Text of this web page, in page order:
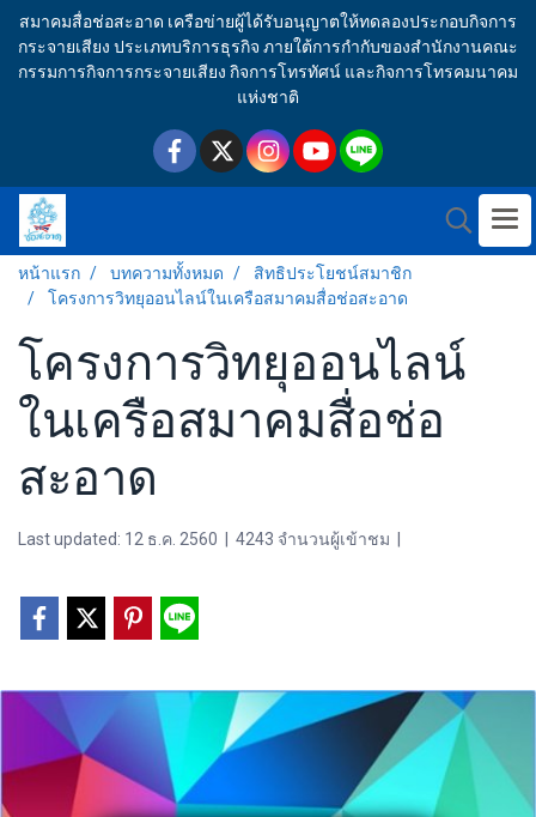
สมาคมสื่อช่อสะอาด เครือข่ายผู้ได้รับอนุญาตให้ทดลองประกอบกิจการ
กระจายเสียง ประเภทบริการธุรกิจ ภายใต้การกำกับของสำนักงานคณะ
กรรมการกิจการกระจายเสียง กิจการโทรทัศน์ และกิจการโทรคมนาคม
แห่งชาติ
หน้าแรก บทความทั้งหมด
สิทธิประโยชน์สมาชิก
โครงการวิทยุออนไลน์ในเครือสมาคมสื่อช่อสะอาด
โครงการวิทยุออนไลน์
ในเครือสมาคมสื่อช่อ
สะอาด
Last updated: 12 ธ.ค. 2560 4243 จำนวนผู้เข้าชม